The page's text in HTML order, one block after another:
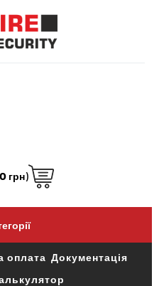
грн)
оплата Документація